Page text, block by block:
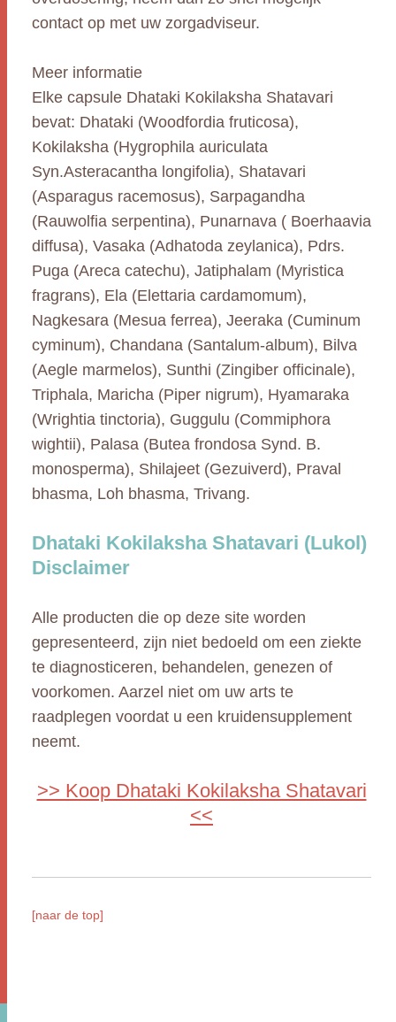
contact op met uw zorgadviseur.
Meer informatie
Elke capsule Dhataki Kokilaksha Shatavari
bevat: Dhataki (Woodfordia fruticosa),
Kokilaksha (Hygrophila auriculata
Syn.Asteracantha longifolia), Shatavari
(Asparagus racemosus), Sarpagandha
(Rauwolfia serpentina), Punarnava ( Boerhaavia
diffusa), Vasaka (Adhatoda zeylanica), Pdrs.
Puga (Areca catechu), Jatiphalam (Myristica
fragrans), Ela (Elettaria cardamomum),
Nagkesara (Mesua ferrea), Jeeraka (Cuminum
cyminum), Chandana (Santalum-album), Bilva
(Aegle marmelos), Sunthi (Zingiber officinale),
Triphala, Maricha (Piper nigrum), Hyamaraka
(Wrightia tinctoria), Guggulu (Commiphora
wightii), Palasa (Butea frondosa Synd. B.
monosperma), Shilajeet (Gezuiverd), Praval
bhasma, Loh bhasma, Trivang.
Dhataki Kokilaksha Shatavari (Lukol)
Disclaimer
Alle producten die op deze site worden
gepresenteerd, zijn niet bedoeld om een ziekte
te diagnosticeren, behandelen, genezen of
voorkomen. Aarzel niet om uw arts te
raadplegen voordat u een kruidensupplement
neemt.
>> Koop Dhataki Kokilaksha Shatavari
<<
[naar de top]